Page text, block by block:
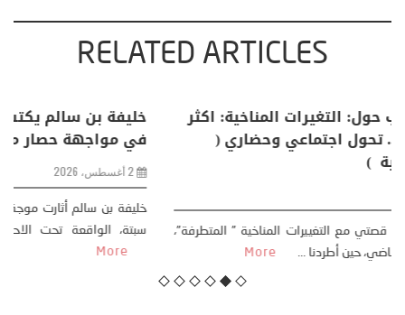
RELATED ARTICLES
منذر بالضيافي يكتب حول: التغيرات المناخية: اكثر
من ظاهرة طبيعية .. تحول اجتماعي وحضاري (
مقاربة سوسيولوجية )
كتب: منذر بالضيافي بدأت قصتي مع التغييرات المناخية ” المتطرفة”،
منذ نهاية ثمانينات القرن الماضي، حين أطردنا ...
More